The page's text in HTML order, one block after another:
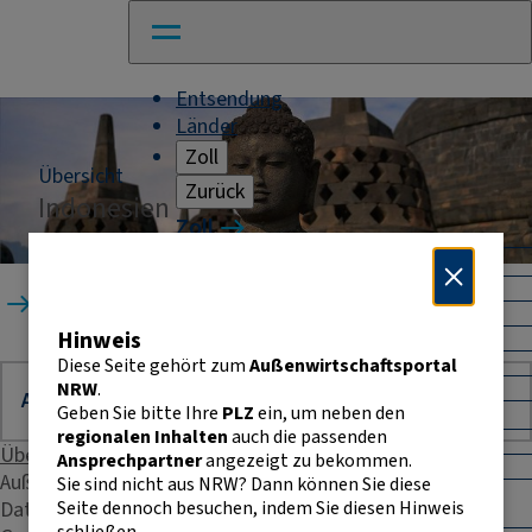
Entsendung
Länder
Zoll
Zurück
Zoll
Warenverkehr mit Drittländern
Warenursprung und Präferenzen
Warenverkehr innerhalb der EU
Allgemeines
Intrahandelsstatistik
Umsatzsteuer-
Identifikationsnummer
Übersicht
Indonesien
Übersicht
Außenhandelsstatistik
Daten & Fakten
Hinweis
Diese Seite gehört zumAußenwirtschaftsportal
NRW.
Geben Sie bitte Ihre PLZein, um neben den
regionalen Inhaltenauch die passenden
Ansprechpartnerangezeigt zu bekommen.
Sie sind nicht aus NRW? Dann können Sie diese
Seite dennoch besuchen, indem Sie diesen Hinweis